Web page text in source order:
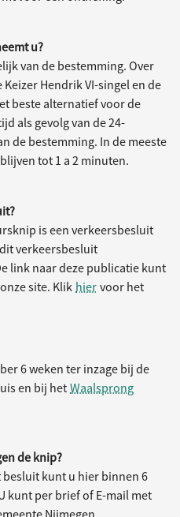
u?
van de bestemming. Over
Hendrik VI-singel en de
beste alternatief voor de
als gevolg van de 24-
de bestemming. In de meeste
tot 1 a 2 minuten.
is een verkeersbesluit
verkeersbesluit
link naar deze publicatie kunt
site. Klik hier voor het
6 weken ter inzage bij de
en bij het Waalsprong
de knip?
besluit kunt u hier binnen 6
kunt per brief of E-mail met